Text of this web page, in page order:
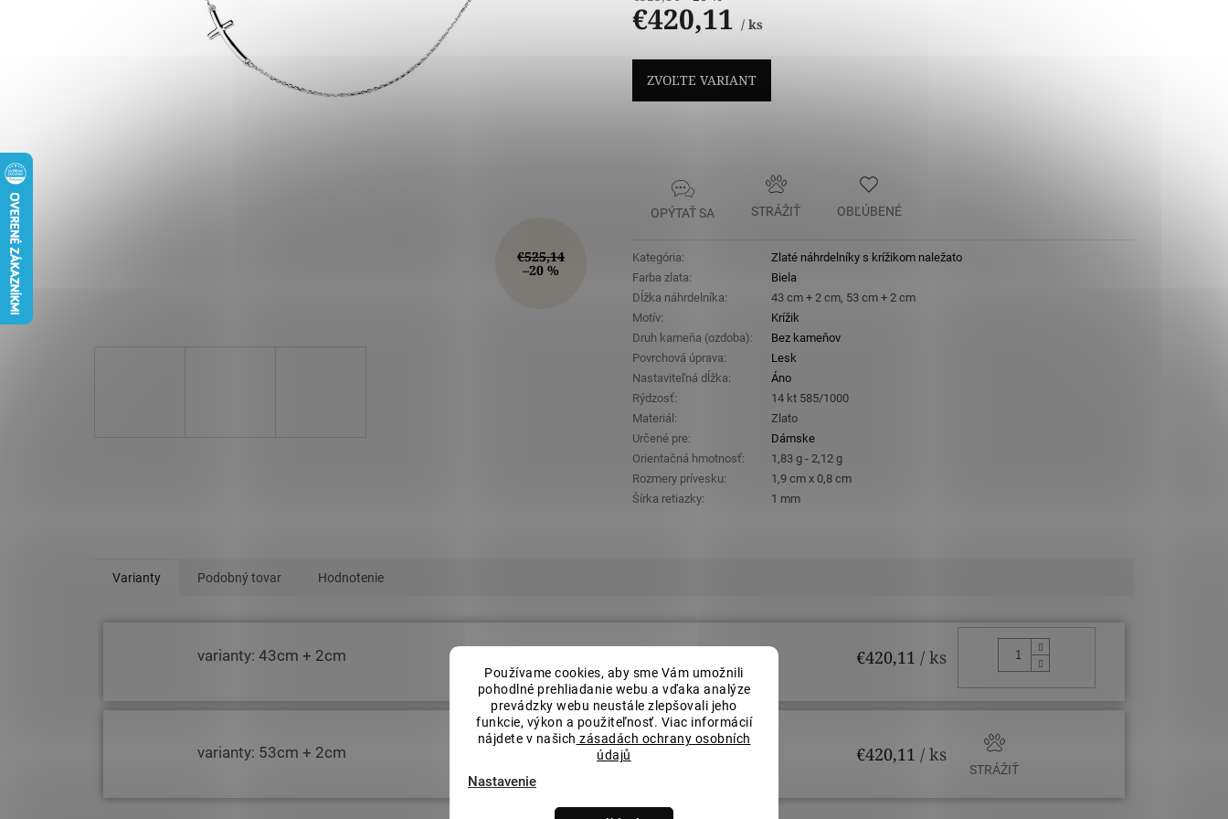
Používame cookies, aby sme Vám umožnili
pohodlné prehliadanie webu a vďaka analýze
prevádzky webu neustále zlepšovali jeho
funkcie, výkon a použiteľnosť. Viac informácií
nájdete v našich zásadách ochrany osobních
údajů
Nastavenie
€525,14
–20 %
€420,11 / ks
ZVOĽTE VARIANT
OPÝTAŤ SA STRÁŽIŤ OBĽÚBENÉ
Kategória:
Zlaté náhrdelníky s krížikom naležato
Farba zlata:
Biela
Dĺžka náhrdelníka:
43 cm + 2 cm, 53 cm + 2 cm
Motív:
Krížik
Druh kameňa (ozdoba):
Bez kameňov
Povrchová úprava:
Lesk
Nastaviteľná dĺžka:
Áno
Rýdzosť:
14 kt 585/1000
Materiál :
Zlato
Určené pre:
Dámske
Orientačná hmotnosť:
1,83 g - 2,12 g
Rozmery prívesku:
1,9 cm x 0,8 cm
Šírka retiazky: 1 mm
Varianty Podobný tovar Hodnotenie
varianty: 43cm + 2cm €420,11 / ks
varianty: 53cm + 2cm €420,11 / ks
STRÁŽIŤ